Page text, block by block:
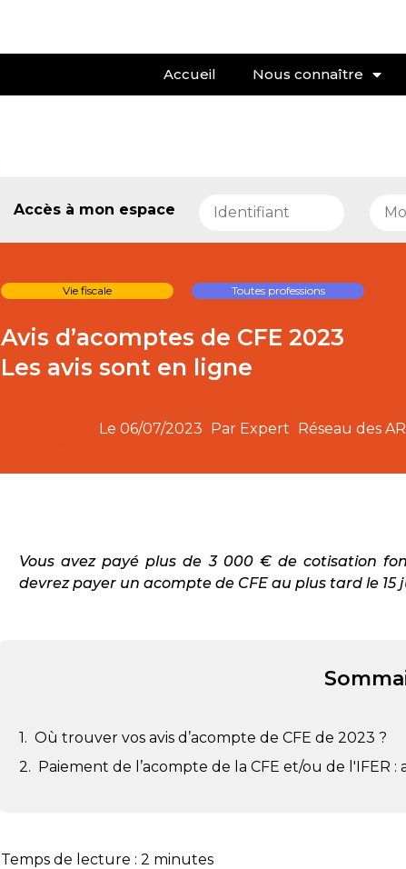
Accueil Nous connaître
Accès à mon espace
Vie fiscale Toutes professions
Avis d’acomptes de CFE 2023
Les avis sont en ligne
Le 06/07/2023 Par Expert Réseau des
Vous avez payé plus de 3 000 € de cotisation
devrez payer un acompte de CFE au plus tard le 15
Où trouver vos avis d’acompte de CFE de 2023 ?
Paiement de l’acompte de la CFE et/ou de l'IFER
Temps de lecture : 2 minutes